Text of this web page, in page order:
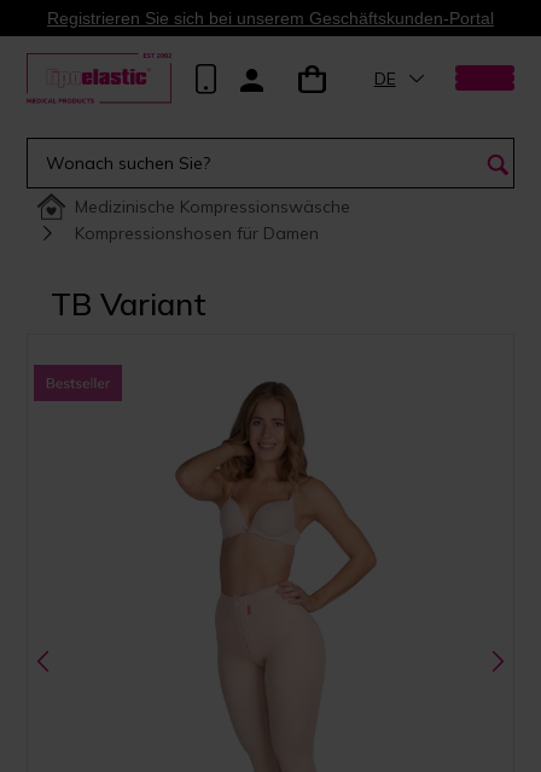
Registrieren Sie sich bei unserem Geschäftskunden-Portal
DE
Medizinische Kompressionswäsche
Kompressionshosen für Damen
TB Variant